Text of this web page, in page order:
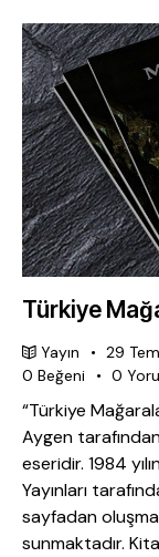
Türkiye
Yayın 29
0 Beğeni 0
“Türkiye
Aygen
eseridir. 1984
Yayınları
sayfadan
sunmaktadır.